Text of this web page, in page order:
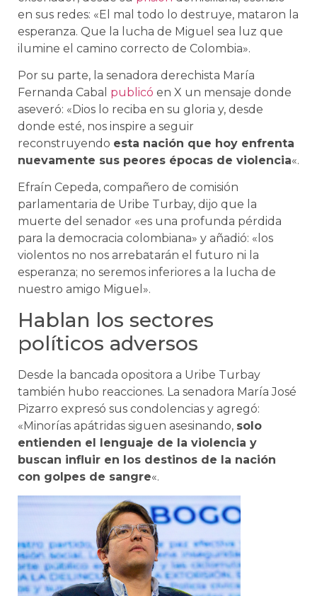
en sus redes: «El mal todo lo destruye, mataron la
esperanza. Que la lucha de Miguel sea luz que
ilumine el camino correcto de Colombia».
Por su parte, la senadora derechista María
Fernanda Cabal publicó en X un mensaje donde
aseveró: «Dios lo reciba en su gloria y, desde
donde esté, nos inspire a seguir
reconstruyendo esta nación que hoy enfrenta
nuevamente sus peores épocas de violencia«.
Efraín Cepeda, compañero de comisión
parlamentaria de Uribe Turbay, dijo que la
muerte del senador «es una profunda pérdida
para la democracia colombiana» y añadió: «los
violentos no nos arrebatarán el futuro ni la
esperanza; no seremos inferiores a la lucha de
nuestro amigo Miguel».
Hablan los sectores
políticos adversos
Desde la bancada opositora a Uribe Turbay
también hubo reacciones. La senadora María José
Pizarro expresó sus condolencias y agregó:
«Minorías apátridas siguen asesinando, solo
entienden el lenguaje de la violencia y
buscan influir en los destinos de la nación
con golpes de sangre«.